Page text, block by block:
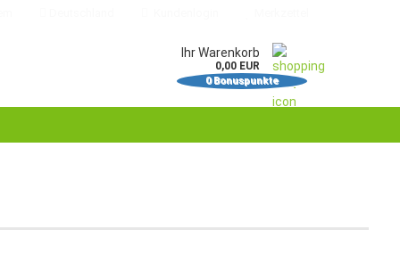
Ihr Warenkorb
0,00 EUR
0Bonuspunkte